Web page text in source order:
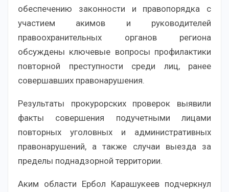
обеспечению законности и правопорядка с
участием акимов и руководителей
правоохранительных органов региона
обсуждены ключевые вопросы профилактики
повторной преступности среди лиц, ранее
совершавших правонарушения.
Результаты прокурорских проверок выявили
факты совершения подучетными лицами
повторных уголовных и административных
правонарушений, а также случаи выезда за
пределы поднадзорной территории.
Аким области Ербол Карашукеев подчеркнул